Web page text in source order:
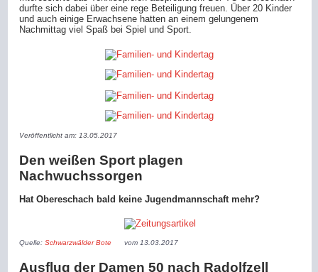
durfte sich dabei über eine rege Beteiligung freuen. Über 20 Kinder
und auch einige Erwachsene hatten an einem gelungenem
Nachmittag viel Spaß bei Spiel und Sport.
Veröffentlicht am: 13.05.2017
Den weißen Sport plagen
Nachwuchssorgen
Hat Obereschach bald keine Jugendmannschaft mehr?
Quelle:Schwarzwälder Bote vom 13.03.2017
Ausflug der Damen 50 nach Radolfzell